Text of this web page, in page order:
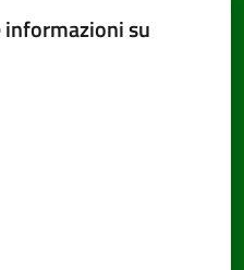
informazioni su